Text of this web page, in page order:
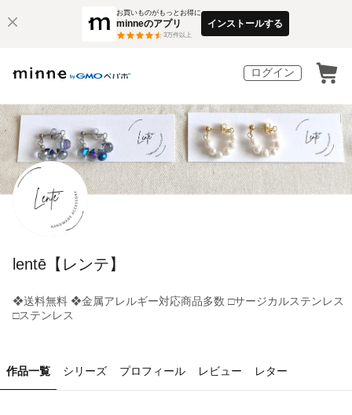
お買いものがもっとお得に
minneのアプリ
3万件以上
インストールする
ログイン
lentē【レンテ】
❖送料無料 ❖金属アレルギー対応商品多数 □サージカルステンレス
□ステンレス
作品一覧 シリーズ プロフィール レビュー レター